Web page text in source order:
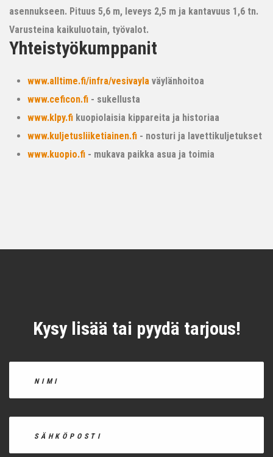
asennukseen. Pituus 5,6 m, leveys 2,5 m ja kantavuus 1,6 tn.
Varusteina kaikuluotain, työvalot.
Yhteistyökumppanit
www.alltime.fi/infra/vesivayla väylänhoitoa
www.ceficon.fi - sukellusta
www.klpy.fi kuopiolaisia kippareita ja historiaa
www.kuljetusliiketiainen.fi - nosturi ja lavettikuljetukset
www.kuopio.fi - mukava paikka asua ja toimia
Kysy lisää tai pyydä tarjous!